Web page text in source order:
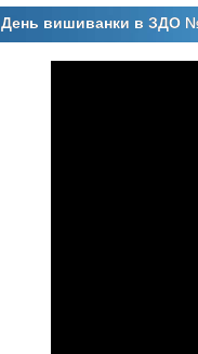
День вишиванки в ЗДО